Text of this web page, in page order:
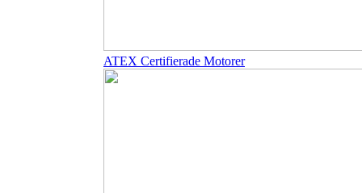
ATEX Certifierade Motorer